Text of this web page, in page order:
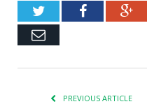
TwitterFacebook
Email
PREVIOUS ARTICLE